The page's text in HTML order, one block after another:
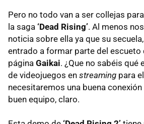
Pero no todo van a ser collejas
la saga ‘Dead Rising’. Al menos
noticia sobre ella ya que su secuela,
entrado a formar parte del escueto
página Gaikai. ¿Que no sabéis qué
de videojuegos en streaming para
necesitaremos una buena conexión
buen equipo, claro.